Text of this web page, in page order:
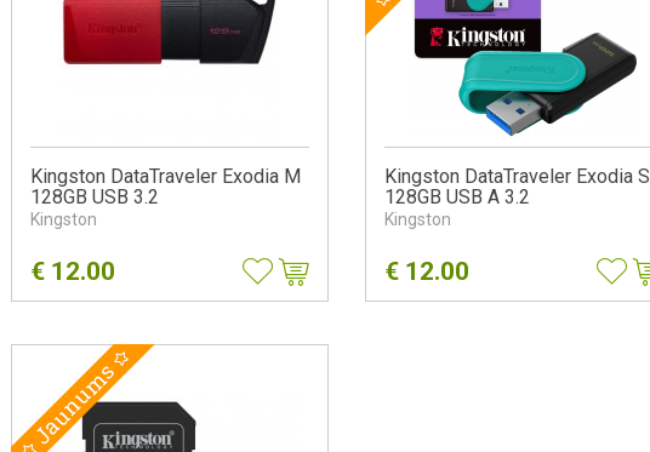
Kingston DataTraveler Exodia M
128GB USB 3.2
Kingston
€ 12.00
Kingston DataTraveler Exodia S
128GB USB A 3.2
Kingston
€ 12.00
Jaunums